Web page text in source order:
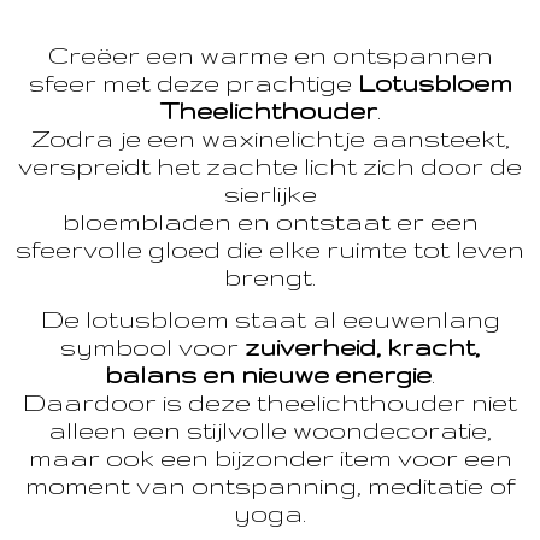
Creëer een warme en ontspannen
sfeer met deze prachtige Lotusbloem
Theelichthouder.
Zodra je een waxinelichtje aansteekt,
verspreidt het zachte licht zich door de
sierlijke
bloembladen en ontstaat er een
sfeervolle gloed die elke ruimte tot leven
brengt.
De lotusbloem staat al eeuwenlang
symbool voor zuiverheid, kracht,
balans en nieuwe energie
Daardoor is deze theelichthouder niet
alleen een stijlvolle woondecoratie,
maar ook een bijzonder item voor een
moment van ontspanning, meditatie of
yoga.